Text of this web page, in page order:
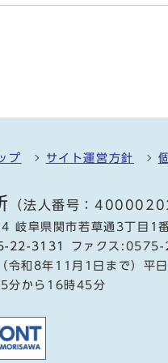
プ サイト運営方針
（法人番号：
岐阜県関市若草通3丁目1
22-3131
ファクス
令和8年11月1日まで）
分から16時45分